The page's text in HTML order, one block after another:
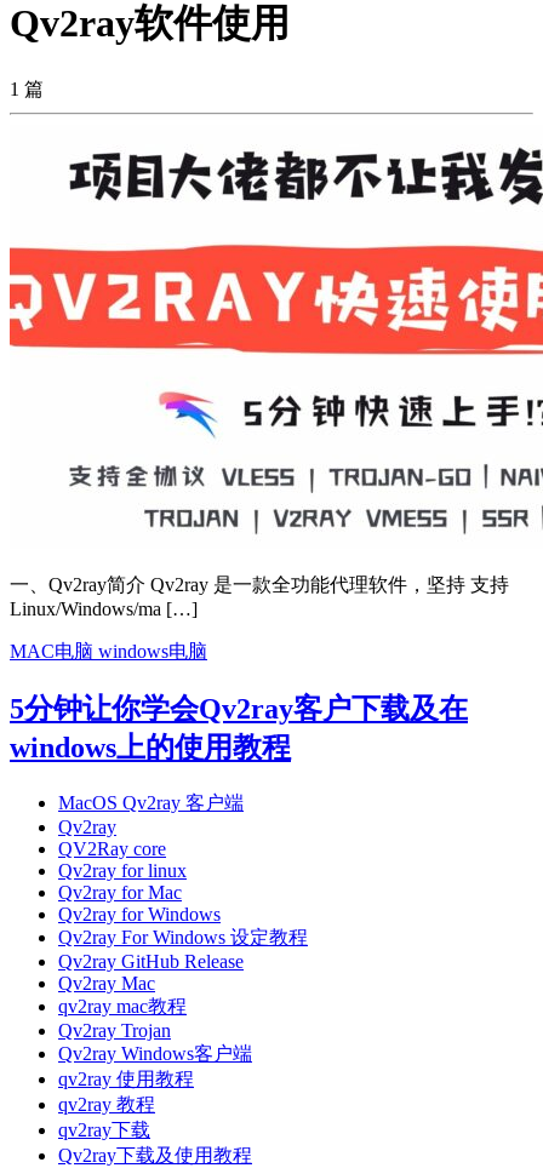
Qv2ray软件使用
1 篇
一、Qv2ray简介 Qv2ray 是一款全功能代理软件，坚持 支持
Linux/Windows/ma […]
MAC电脑 windows电脑
5分钟让你学会Qv2ray客户下载及在
windows上的使用教程
MacOS Qv2ray 客户端
Qv2ray
QV2Ray core
Qv2ray for linux
Qv2ray for Mac
Qv2ray for Windows
Qv2ray For Windows 设定教程
Qv2ray GitHub Release
Qv2ray Mac
qv2ray mac教程
Qv2ray Trojan
Qv2ray Windows客户端
qv2ray 使用教程
qv2ray 教程
qv2ray下载
Qv2ray下载及使用教程